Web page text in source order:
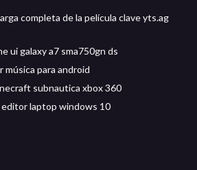
completa de la película clave yts.ag
ui galaxy a7 sma750gn ds
para android
subnautica xbox 360
editor laptop windows 10